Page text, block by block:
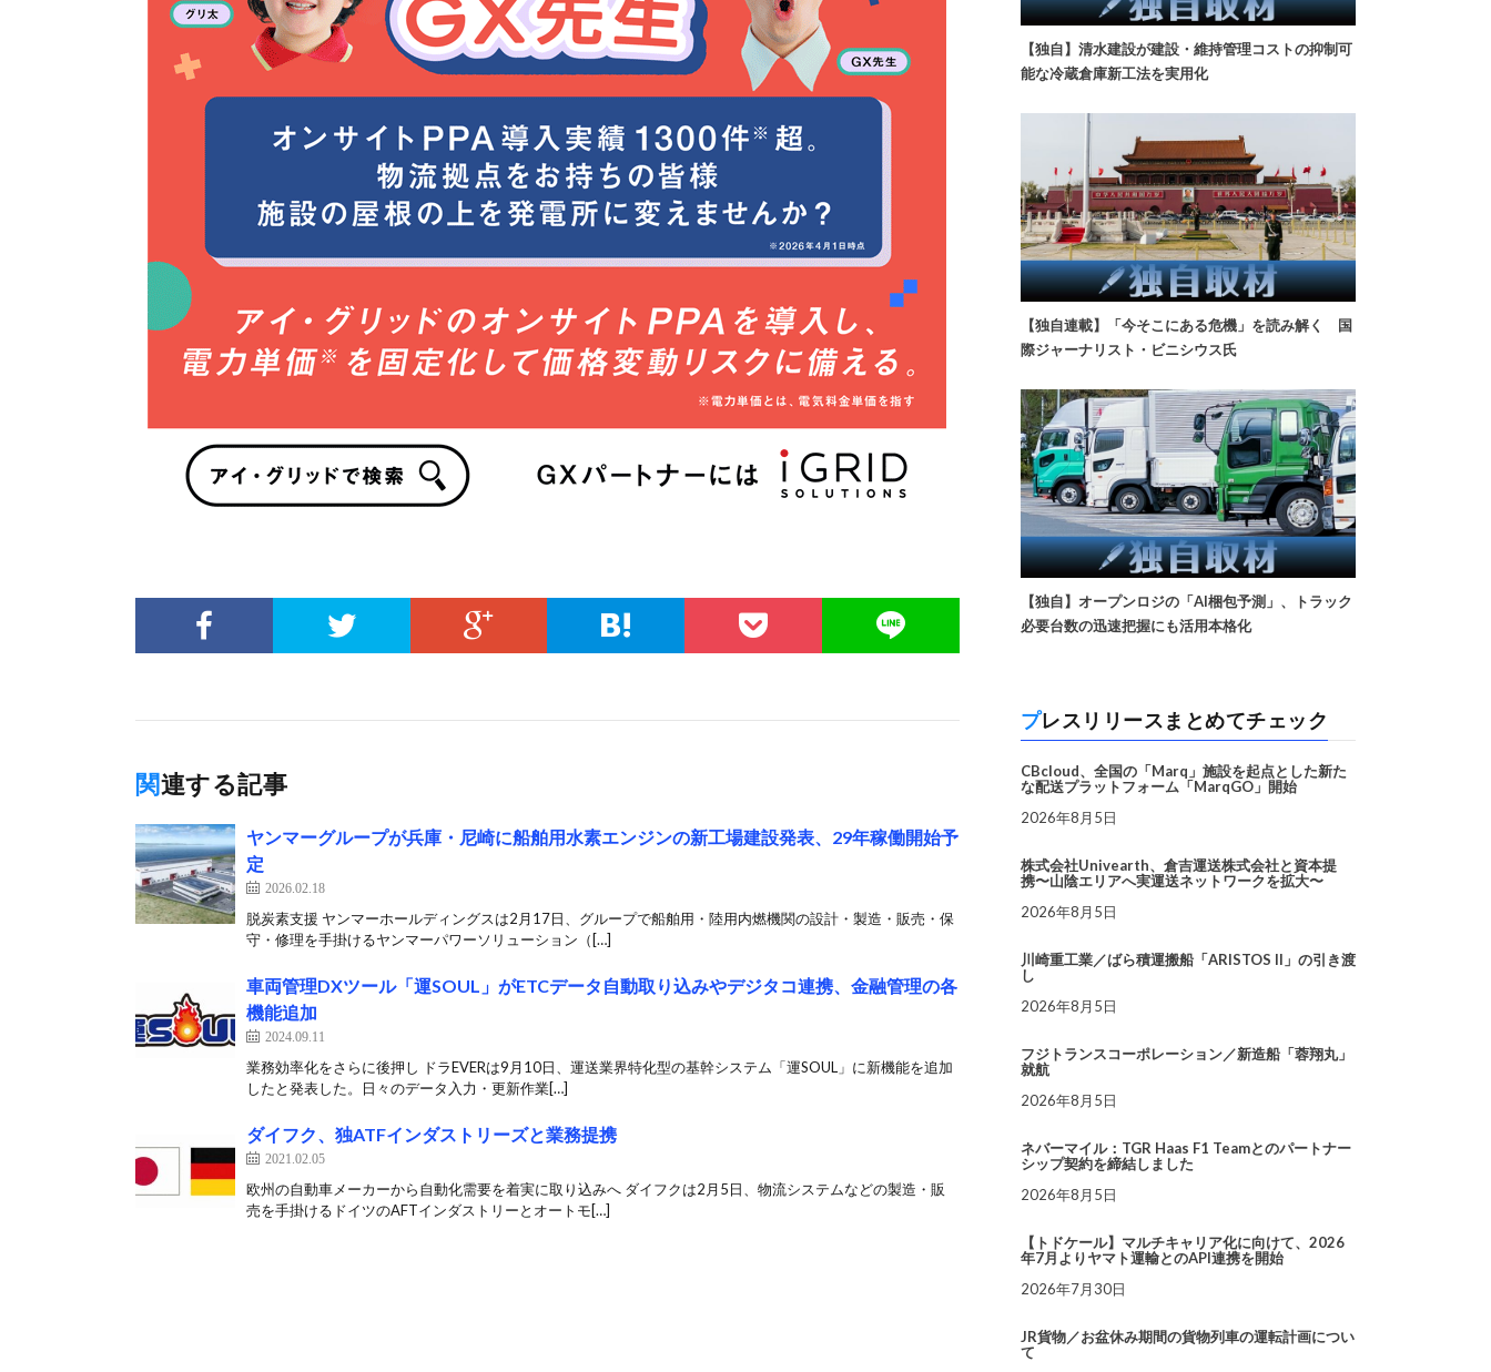
関連する記事
ヤンマーグループが兵庫・尼崎に船舶用水素エンジンの新工場建設発表、29年稼働開始予
定
2026.02.18
脱炭素支援 ヤンマーホールディングスは2月17日、グループで船舶用・陸用内燃機関の設計・製造・販売・保
守・修理を手掛けるヤンマーパワーソリューション（[…]
車両管理DXツール「運SOUL」がETCデータ自動取り込みやデジタコ連携、金融管理の各
機能追加
2024.09.11
業務効率化をさらに後押し ドラEVERは9月10日、運送業界特化型の基幹システム「運SOUL」に新機能を追加
したと発表した。日々のデータ入力・更新作業[…]
ダイフク、独ATFインダストリーズと業務提携
2021.02.05
欧州の自動車メーカーから自動化需要を着実に取り込みへ ダイフクは2月5日、物流システムなどの製造・販
売を手掛けるドイツのAFTインダストリーとオートモ[…]
【独自】清水建設が建設・維持管理コストの抑制可
能な冷蔵倉庫新工法を実用化
【独自連載】「今そこにある危機」を読み解く 国
際ジャーナリスト・ビニシウス氏
【独自】オープンロジの「AI梱包予測」、トラック
必要台数の迅速把握にも活用本格化
プレスリリースまとめてチェック
CBcloud、全国の「Marq」施設を起点とした新た
な配送プラットフォーム「MarqGO」開始
2026年8月5日
株式会社Univearth、倉吉運送株式会社と資本提
携〜山陰エリアへ実運送ネットワークを拡大〜
2026年8月5日
川崎重工業／ばら積運搬船「ARISTOS II」の引き渡
し
2026年8月5日
フジトランスコーポレーション／新造船「蓉翔丸」
就航
2026年8月5日
ネバーマイル：TGR Haas F1 Teamとのパートナー
シップ契約を締結しました
2026年8月5日
【トドケール】マルチキャリア化に向けて、2026
年7月よりヤマト運輸とのAPI連携を開始
2026年7月30日
JR貨物／お盆休み期間の貨物列車の運転計画につい
て